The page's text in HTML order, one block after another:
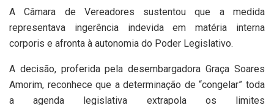
A Câmara de Vereadores sustentou que a medida
representava ingerência indevida em matéria interna
corporis e afronta à autonomia do Poder Legislativo.
A decisão, proferida pela desembargadora Graça Soares
Amorim, reconhece que a determinação de “congelar” toda
a agenda legislativa extrapola os limites